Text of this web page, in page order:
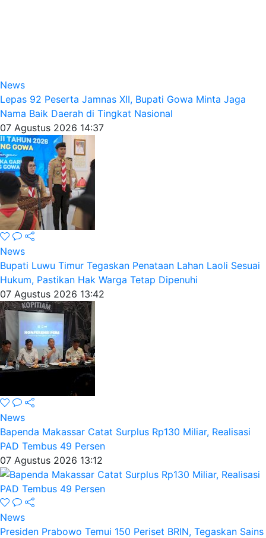
News
Lepas 92 Peserta Jamnas XII, Bupati Gowa Minta Jaga
Nama Baik Daerah di Tingkat Nasional
07 Agustus 2026 14:37
News
Bupati Luwu Timur Tegaskan Penataan Lahan Laoli Sesuai
Hukum, Pastikan Hak Warga Tetap Dipenuhi
07 Agustus 2026 13:42
News
Bapenda Makassar Catat Surplus Rp130 Miliar, Realisasi
PAD Tembus 49 Persen
07 Agustus 2026 13:12
News
Presiden Prabowo Temui 150 Periset BRIN, Tegaskan Sains